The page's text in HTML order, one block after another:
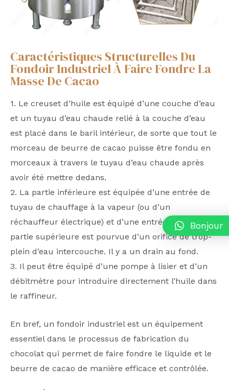
Caractéristiques Structurelles Du
Fondoir Industriel À Faire Fondre La
Masse De Cacao
1. Le creuset d’huile est équipé d’une couche d’eau
et un tuyau d’eau chaude relié à la couche d’eau
est placé dans le baril intérieur, de sorte que tout le
morceau de beurre de cacao puisse être fondu en
morceaux à travers le tuyau d’eau chaude après
avoir été mettre dedans.
2. La partie inférieure est équipée d’une entrée de
tuyau de chauffage à la vapeur (ou d’un
réchauffeur électrique) et d’une entrée d’eau. La
partie supérieure est pourvue d’un orifice de trop-
plein d’eau intercouche. Il y a un drain au fond.
3. Il peut être équipé d’une pompe à lisier et d’un
débitmètre pour introduire directement l’huile dans
le raffineur.
En bref, un fondoir industriel est un équipement
essentiel dans le processus de fabrication du
chocolat qui permet de faire fondre le liquide et le
beurre de cacao de manière efficace et contrôlée.
Bonjour